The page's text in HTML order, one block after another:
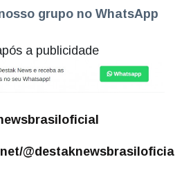
grupo no WhatsApp
a publicidade